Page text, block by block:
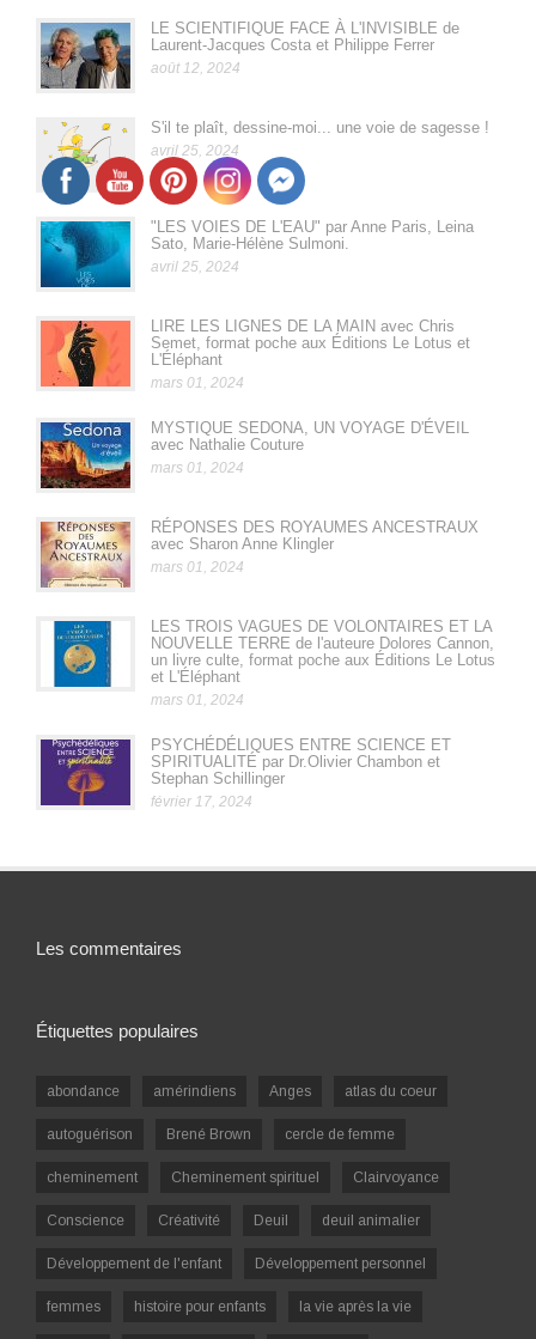
LE SCIENTIFIQUE FACE À L'INVISIBLE de
Laurent-Jacques Costa et Philippe Ferrer
août 12, 2024
S'il te plaît, dessine-moi... une voie de sagesse !
avril 25, 2024
"LES VOIES DE L'EAU" par Anne Paris, Leina
Sato, Marie-Hélène Sulmoni.
avril 25, 2024
LIRE LES LIGNES DE LA MAIN avec Chris
Semet, format poche aux Éditions Le Lotus et
L'Éléphant
mars 01, 2024
MYSTIQUE SEDONA, UN VOYAGE D'ÉVEIL
avec Nathalie Couture
mars 01, 2024
RÉPONSES DES ROYAUMES ANCESTRAUX
avec Sharon Anne Klingler
mars 01, 2024
LES TROIS VAGUES DE VOLONTAIRES ET LA
NOUVELLE TERRE de l'auteure Dolores Cannon,
un livre culte, format poche aux Éditions Le Lotus
et L'Éléphant
mars 01, 2024
PSYCHÉDÉLIQUES ENTRE SCIENCE ET
SPIRITUALITÉ par Dr.Olivier Chambon et
Stephan Schillinger
février 17, 2024
Les commentaires
Étiquettes populaires
abondance amérindiens Anges atlas du coeur
autoguérison Brené Brown cercle de femme
cheminement Cheminement spirituel Clairvoyance
Conscience Créativité Deuil deuil animalier
Développement de l'enfant Développement personnel
femmes histoire pour enfants la vie après la vie